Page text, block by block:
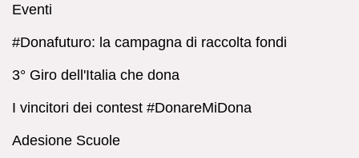
Eventi
#Donafuturo: la campagna di raccolta fondi
3° Giro dell'Italia che dona
I vincitori dei contest #DonareMiDona
Adesione Scuole